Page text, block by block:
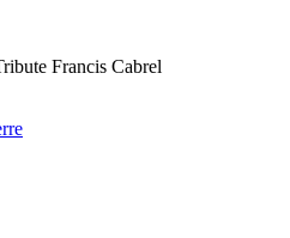
Francis Cabrel